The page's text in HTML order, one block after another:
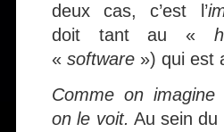
deux cas, c’est l’
doit tant au «
« software ») qui est
Comme on
on le voit. Au sein du